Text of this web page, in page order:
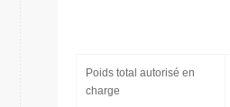
Poids total autorisé en
charge